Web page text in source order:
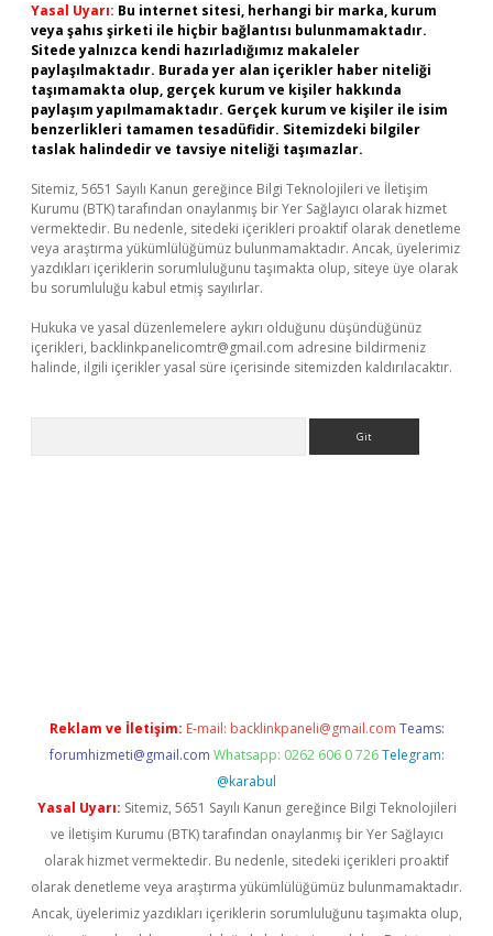
Yasal Uyarı: Bu internet sitesi, herhangi bir marka, kurum
veya şahıs şirketi ile hiçbir bağlantısı bulunmamaktadır.
Sitede yalnızca kendi hazırladığımız makaleler
paylaşılmaktadır. Burada yer alan içerikler haber niteliği
taşımamakta olup, gerçek kurum ve kişiler hakkında
paylaşım yapılmamaktadır. Gerçek kurum ve kişiler ile isim
benzerlikleri tamamen tesadüfidir. Sitemizdeki bilgiler
taslak halindedir ve tavsiye niteliği taşımazlar.
Sitemiz, 5651 Sayılı Kanun gereğince Bilgi Teknolojileri ve İletişim
Kurumu (BTK) tarafından onaylanmış bir Yer Sağlayıcı olarak hizmet
vermektedir. Bu nedenle, sitedeki içerikleri proaktif olarak denetleme
veya araştırma yükümlülüğümüz bulunmamaktadır. Ancak, üyelerimiz
yazdıkları içeriklerin sorumluluğunu taşımakta olup, siteye üye olarak
bu sorumluluğu kabul etmiş sayılırlar.
Hukuka ve yasal düzenlemelere aykırı olduğunu düşündüğünüz
içerikleri, backlinkpanelicomtr@gmail.com adresine bildirmeniz
halinde, ilgili içerikler yasal süre içerisinde sitemizden kaldırılacaktır.
Reklam ve İletişim: E-mail: backlinkpaneli@gmail.com Teams:
forumhizmeti@gmail.com Whatsapp: 0262 606 0 726 Telegram:
@karabul
Yasal Uyarı: Sitemiz, 5651 Sayılı Kanun gereğince Bilgi Teknolojileri
ve İletişim Kurumu (BTK) tarafından onaylanmış bir Yer Sağlayıcı
olarak hizmet vermektedir. Bu nedenle, sitedeki içerikleri proaktif
olarak denetleme veya araştırma yükümlülüğümüz bulunmamaktadır.
Ancak, üyelerimiz yazdıkları içeriklerin sorumluluğunu taşımakta olup,